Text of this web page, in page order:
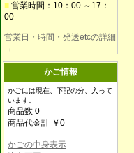
■ 営業時間：10：00.～17：
00
営業日・時間・発送etcの詳細
→
かご情報
かごには現在、下記の分、入って
います。
商品数 0
商品代金計 ￥0
かごの中身表示